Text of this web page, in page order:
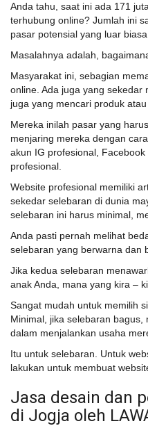
Anda tahu, saat ini ada 171
terhubung online? Jumlah ini
pasar potensial yang luar biasa.
Masalahnya adalah,
Masyarakat ini, sebagian
online. Ada juga yang sekedar
juga yang mencari produk
Mereka inilah pasar yang
menjaring mereka dengan
akun IG profesional,
profesional.
Website profesional memiliki
sekedar selebaran di dunia
selebaran ini harus minimal,
Anda pasti pernah melihat
selebaran yang berwarna dan
Jika kedua selebaran
anak Anda, mana yang kira –
Sangat mudah untuk memilih
Minimal, jika selebaran
dalam menjalankan usaha
Itu untuk selebaran. Untuk
lakukan untuk membuat
Jasa desain dan
di Jogja oleh